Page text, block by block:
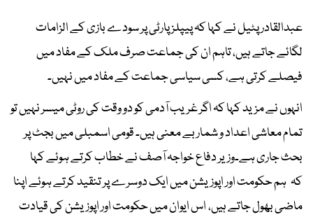
عبدالقادر پٹیل نے کہا کہ پیپلز پارٹی پر سودے بازی کے الزامات
لگائے جاتے ہیں، تاہم ان کی جماعت صرف ملک کے مفاد میں
فیصلے کرتی ہے، کسی سیاسی جماعت کے مفاد میں نہیں۔
انہوں نے مزید کہا کہ اگر غریب آدمی کو دو وقت کی روٹی میسر نہیں تو
تمام معاشی اعداد و شمار بے معنی ہیں۔ قومی اسمبلی میں بجٹ پر
بحث جاری ہے۔وزیر دفاع خواجہ آصف نے خطاب کرتے ہوئے کہا
کہ ہم حکومت اور اپوزیشن میں ایک دوسرے پر تنقید کرتے ہوئے اپنا
ماضی بھول جاتے ہیں، اس ایوان میں حکومت اور اپوزیشن کی قیادت